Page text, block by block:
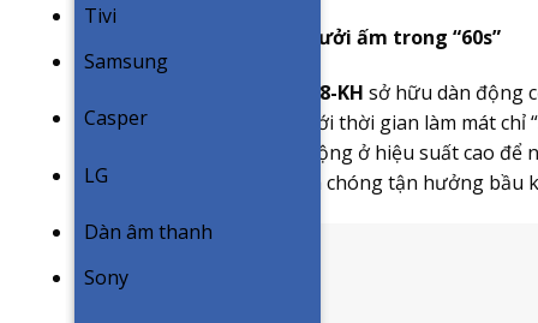
Tivi
Samsung
Casper
LG
Dàn âm thanh
Sony
Làm mát nhanh “30s”, sưởi ấm trong “60s”
Dairry DR18-KH sở hữu dàn động
chóng hơn bao giờ hết, với thời gian làm mát chỉ
gió và máy nén sẽ hoạt động ở hiệu suất cao
người dùng có thể nhanh chóng tận hưởng bầu